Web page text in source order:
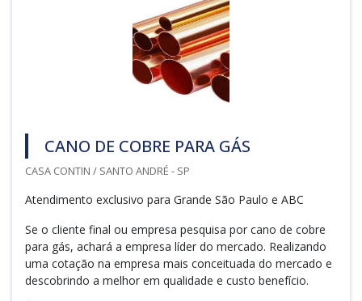
CANO DE COBRE PARA GÁS
CASA CONTIN / SANTO ANDRÉ - SP
Atendimento exclusivo para Grande São Paulo e ABC
Se o cliente final ou empresa pesquisa por cano de cobre
para gás, achará a empresa líder do mercado. Realizando
uma cotação na empresa mais conceituada do mercado e
descobrindo a melhor em qualidade e custo benefício.